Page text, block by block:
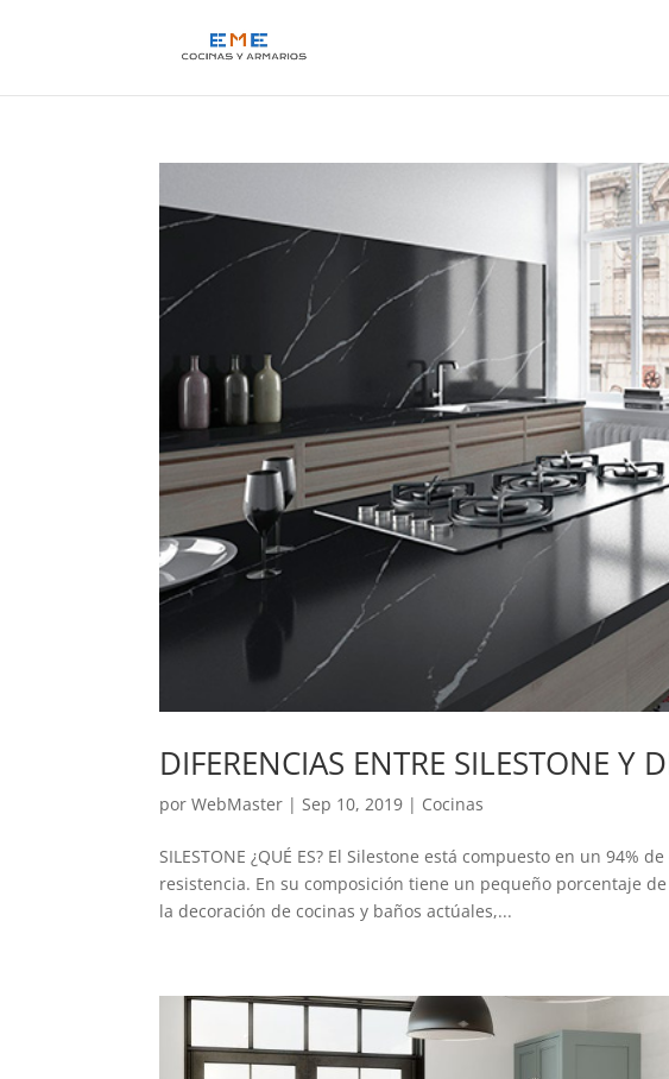
DIFERENCIAS ENTRE SILESTONE Y
porWebMaster | Sep 10, 2019 | Cocinas
SILESTONE ¿QUÉ ES? El Silestone está compuesto en un
resistencia. En su composición tiene un pequeño porcentaje
la decoración de cocinas y baños actúales,...